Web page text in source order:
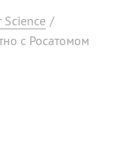
Science /
с Росатомом